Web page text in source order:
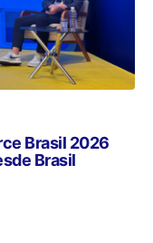
Brasil 2026
Brasil